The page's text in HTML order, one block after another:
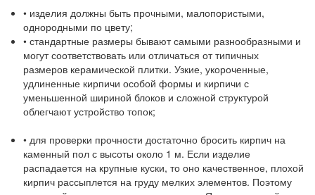
• изделия должны быть прочными, малопористыми,
однородными по цвету;
• стандартные размеры бывают самыми разнообразными и
могут соответствовать или отличаться от типичных
размеров керамической плитки. Узкие, укороченные,
удлиненные кирпичи особой формы и кирпичи с
уменьшенной шириной блоков и сложной структурой
облегчают устройство топок;
• для проверки прочности достаточно бросить кирпич на
каменный пол с высоты около 1 м. Если изделие
распадается на крупные куски, то оно качественное, плохой
кирпич рассыплется на груду мелких элементов. Поэтому